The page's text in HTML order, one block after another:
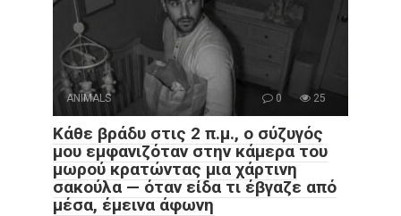
ANIMALS 0 25
Κάθε βράδυ στις 2 π.μ., ο σύζυγός
μου εμφανιζόταν στην κάμερα του
μωρού κρατώντας μια χάρτινη
σακούλα — όταν είδα τι έβγαζε από
μέσα, έμεινα άφωνη